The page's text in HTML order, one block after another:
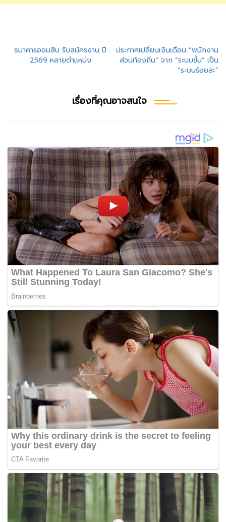
แนะแนว
เรื่อง
ธนาคารออมสิน รับสมัครงาน ปี
2569 หลายตำแหน่ง
ประกาศเปลี่ยนเงินเดือน “พนักงาน
ส่วนท้องถิ่น” จาก “ระบบขั้น” เป็น
“ระบบร้อยละ”
เรื่องที่คุณอาจสนใจ